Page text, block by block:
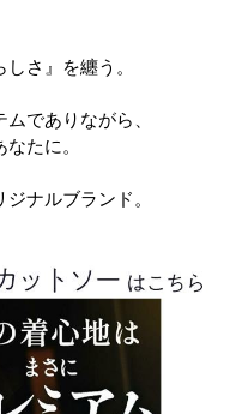
さ』を纏う。
でありながら、
たに。
ナルブランド。